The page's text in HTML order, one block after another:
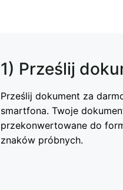
1) Prześlij
Prześlij dokument za
smartfona. Twoje
przekonwertowane do
znaków próbnych.